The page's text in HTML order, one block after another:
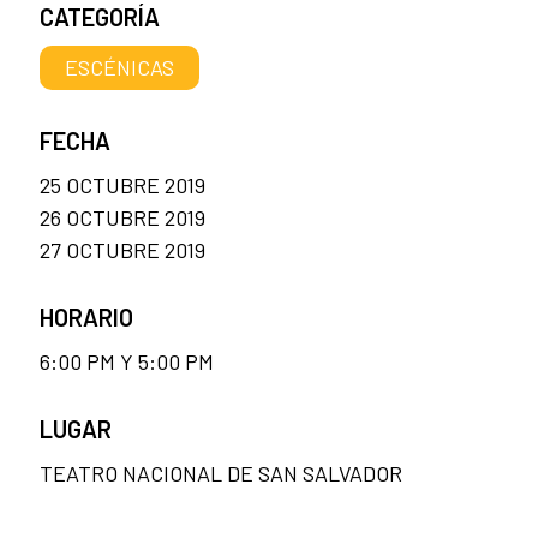
CATEGORÍA
ESCÉNICAS
FECHA
25 OCTUBRE 2019
26 OCTUBRE 2019
27 OCTUBRE 2019
HORARIO
6:00 PM Y 5:00 PM
LUGAR
TEATRO NACIONAL DE SAN SALVADOR